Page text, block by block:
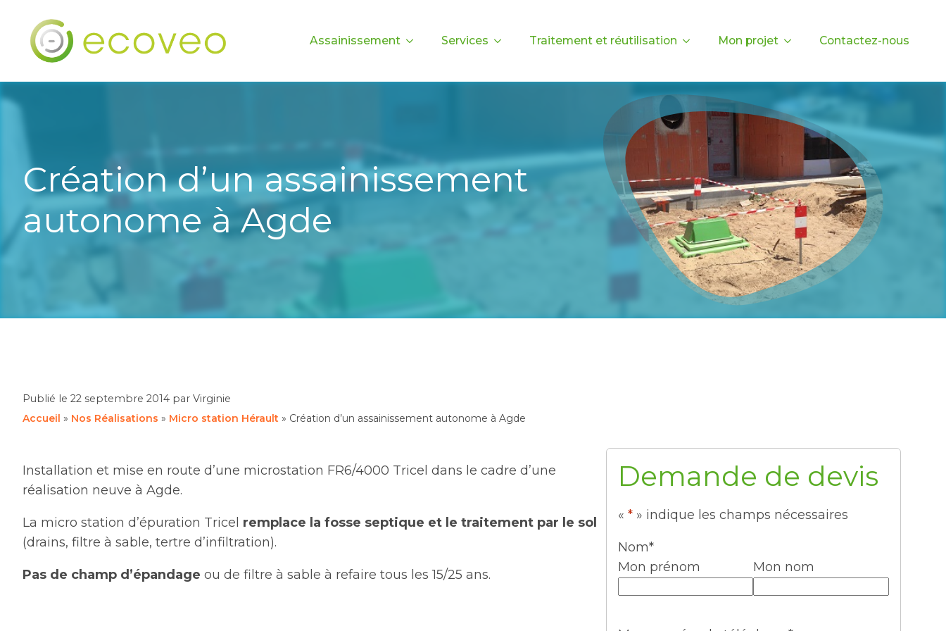
Assainissement Services Traitement et réutilisation Mon projet Contactez-nous
Création d’un assainissement
autonome à Agde
Publié le 22 septembre 2014 par Virginie
Accueil » Nos Réalisations » Micro station Hérault » Création d’un assainissement autonome à Agde
Installation et mise en route d’une microstation FR6/4000 Tricel dans le cadre d’une
réalisation neuve à Agde.
La micro station d’épuration Tricel remplace la fosse septique et le traitement par le sol
(drains, filtre à sable, tertre d’infiltration).
Pas de champ d’épandage ou de filtre à sable à refaire tous les 15/25 ans.
Demande de devis
« *» indique les champs nécessaires
Nom*
Mon prénom
Mon nom